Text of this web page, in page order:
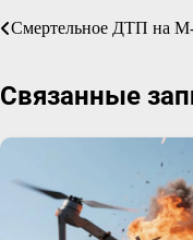
Навигация
записям
Смертельное ДТП на
Связанные